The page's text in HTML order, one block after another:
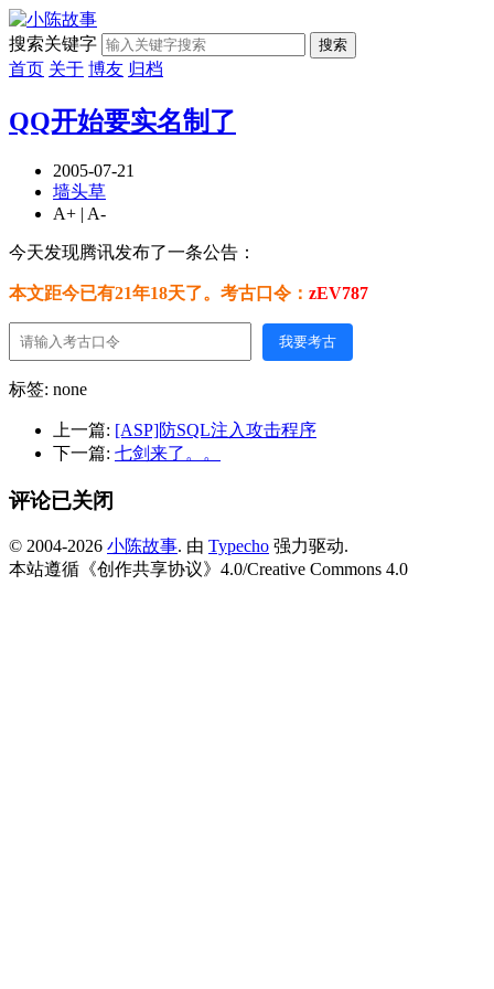
搜索关键字 搜索
首页 关于 博友 归档
QQ开始要实名制了
2005-07-21
墙头草
A+ | A-
今天发现腾讯发布了一条公告：
本文距今已有21年18天了。考古口令： zEV787
我要考古
标签: none
上一篇: [ASP]防SQL注入攻击程序
下一篇: 七剑来了。。
评论已关闭
© 2004-2026 小陈故事. 由 Typecho 强力驱动.
本站遵循《创作共享协议》4.0/Creative Commons 4.0